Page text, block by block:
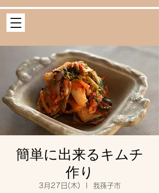
簡単に出来るキムチ
作り
3月27日(木) 我孫子市